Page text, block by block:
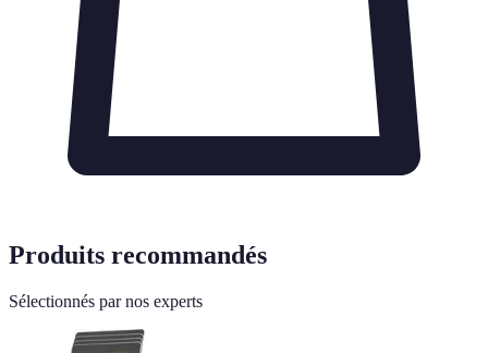
Produits recommandés
Sélectionnés par nos experts